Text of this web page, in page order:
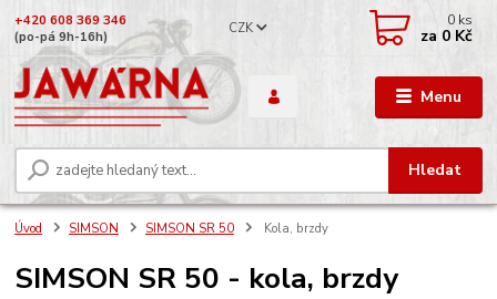
Menu
CZK
Hledat
+420 608 369 346
(po-pá 9h-16h)
0 ks
za 0 Kč
Úvod SIMSON SIMSON SR 50 Kola, brzdy
SIMSON SR 50 - kola, brzdy